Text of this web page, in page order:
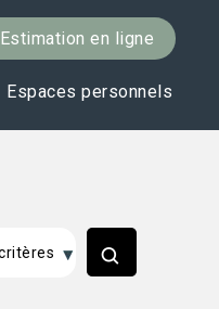
Estimation en ligne
Espaces personnels